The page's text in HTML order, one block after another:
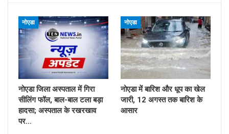
नोएडा
नोएडा जिला अस्पताल में गिरा
सीलिंग फॉल, बाल-बाल टला बड़ा
हादसा; अस्पताल के रखरखाव
पर…
नोएडा
नोएडा में बारिश और धूप का खेल
जारी, 12 अगस्त तक बारिश के
आसार